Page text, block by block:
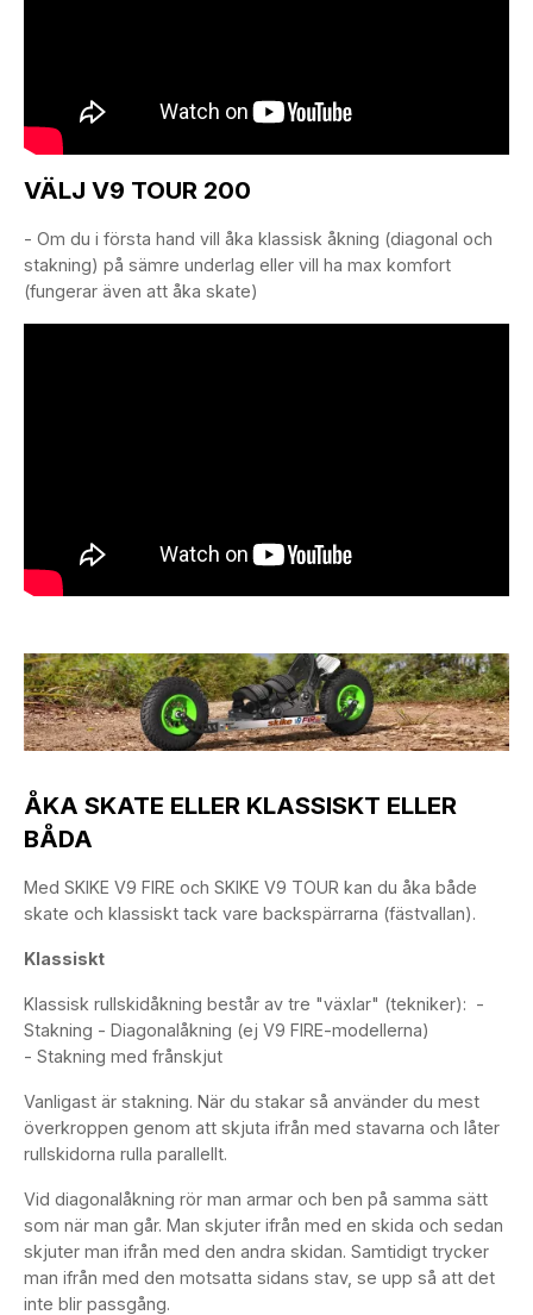
VÄLJ V9 TOUR 200
- Om du i första hand vill åka klassisk åkning (diagonal och
stakning) på sämre underlag eller vill ha max komfort
(fungerar även att åka skate)
ÅKA SKATE ELLER KLASSISKT ELLER
BÅDA
Med SKIKE V9 FIRE och SKIKE V9 TOUR kan du åka både
skate och klassiskt tack vare backspärrarna (fästvallan).
Klassiskt
Klassisk rullskidåkning består av tre "växlar" (tekniker): -
Stakning - Diagonalåkning (ej V9 FIRE-modellerna)
- Stakning med frånskjut
Vanligast är stakning. När du stakar så använder du mest
överkroppen genom att skjuta ifrån med stavarna och låter
rullskidorna rulla parallellt.
Vid diagonalåkning rör man armar och ben på samma sätt
som när man går. Man skjuter ifrån med en skida och sedan
skjuter man ifrån med den andra skidan. Samtidigt trycker
man ifrån med den motsatta sidans stav, se upp så att det
inte blir passgång.